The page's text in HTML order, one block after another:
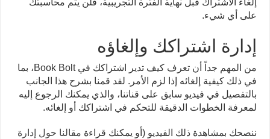
إلغاء الاشتراك قبل نهاية الفترة التجريبية، فلن يتم محاسبتك
على أي شيء.
إدارة اشتراكك وإلغاؤه
من المهم جداً أن تعرف كيف تدير اشتراكك في Book Bolt، بما
في ذلك كيفية إلغائه إذا لزم الأمر. لقد قمنا بشرح هذا الجانب
بالتفصيل في فيديو سابق على قناتنا، والذي يمكنك الرجوع إليه
لمعرفة الخطوات الدقيقة للتحكم في اشتراكك أو إلغائه.
ننصحك بمشاهدة ذلك الفيديو (أو يمكنك قراءة مقالنا حول إدارة